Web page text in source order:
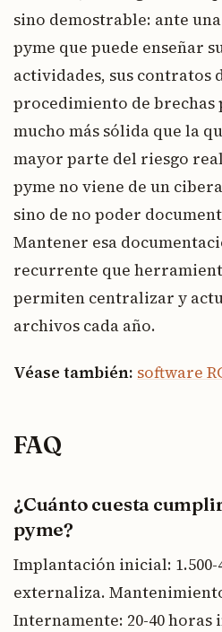
sino demostrable: ante
pyme que puede enseñar
actividades, sus contratos
procedimiento de brechas
mucho más sólida que la
mayor parte del riesgo
pyme no viene de un
sino de no poder
Mantener esa
recurrente que
permiten centralizar y
archivos cada año.
Véase también: software
FAQ
¿Cuánto cuesta
pyme?
Implantación inicial: 1.500-
externaliza. Mantenimiento
Internamente: 20-40 horas